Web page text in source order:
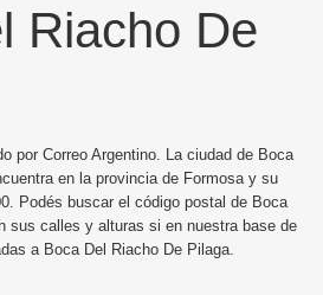
Riacho De
por Correo Argentino. La ciudad de Boca
en la provincia de Formosa y su
Podés buscar el código postal de Boca
sus calles y alturas si en nuestra base de
a Boca Del Riacho De Pilaga.